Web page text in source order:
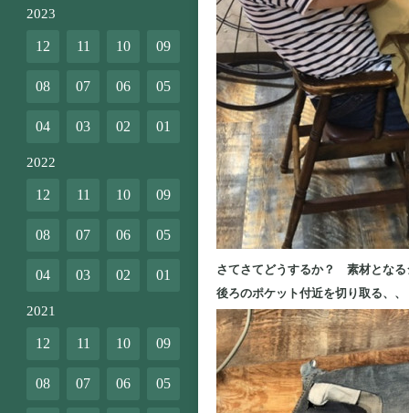
さてさてどうするか？ 素材とな
後ろのポケット付近を切り取る、
2023
12 11 10 09
08 07 06 05
04 03 02 01
2022
12 11 10 09
08 07 06 05
04 03 02 01
2021
12 11 10 09
08 07 06 05